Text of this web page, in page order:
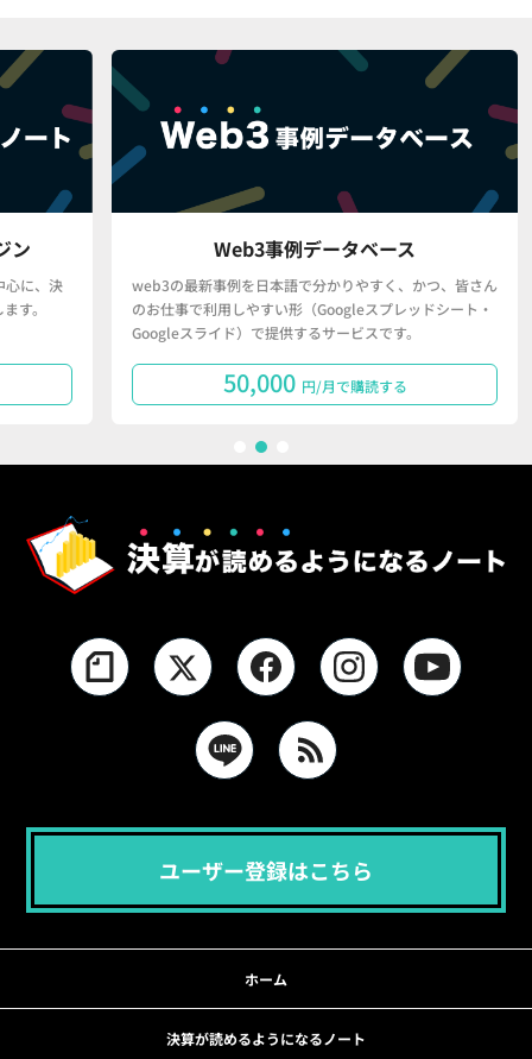
決
Web3事例データベース
web3の最新事例を日本語で分かりやすく、かつ、皆さん
のお仕事で利用しやすい形（Googleスプレッドシート・
Googleスライド）で提供するサービスです。
50,000 円/月で購読する
ユーザー登録はこちら
ホーム
決算が読めるようになるノート